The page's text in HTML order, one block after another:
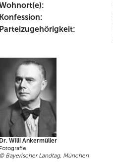
Willi Ankermüller
Bayerischer Landtag, München